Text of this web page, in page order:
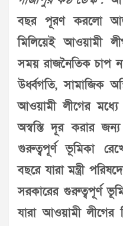
বছর পূরণ করলো
মিলিয়েই আওয়ামী
সময় রাজনৈতিক চাপ
উর্ধ্বগতি, সামাজিক
আওয়ামী লীগের
অস্বস্তি দূর করার জন্য
গুরুত্বপূর্ণ ভূমিকা
বছরে যারা মন্ত্রী
সরকারের গুরুত্বপূর্ণ
যারা আওয়ামী লীগের